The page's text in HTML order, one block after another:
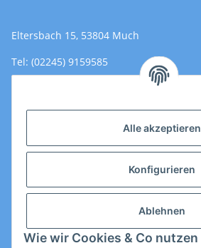
Alle akzeptieren
Konfigurieren
Ablehnen
Wie wir Cookies & Co nutzen
Eltersbach 15, 53804 Much
Tel: (02245) 9159585
Email: Kontakt@toromedical.de
Öffnungszeiten (Mo-Fr.) 8:00 - 17:00